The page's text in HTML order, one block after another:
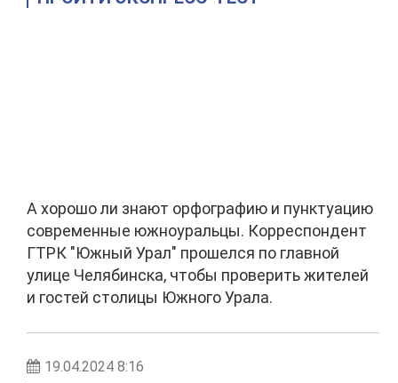
А хорошо ли знают орфографию и пунктуацию
современные южноуральцы. Корреспондент
ГТРК "Южный Урал" прошелся по главной
улице Челябинска, чтобы проверить жителей
и гостей столицы Южного Урала.
19.04.2024 8:16